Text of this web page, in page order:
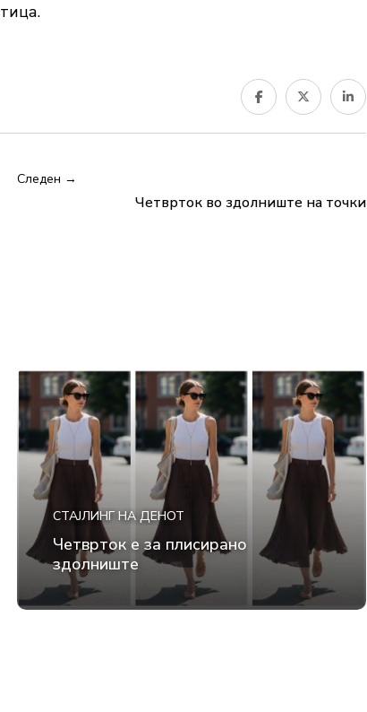
Следен →
Четврток во здолниште на точки
СТАЈЛИНГ НА ДЕНОТ
Четврток е за плисирано
здолниште